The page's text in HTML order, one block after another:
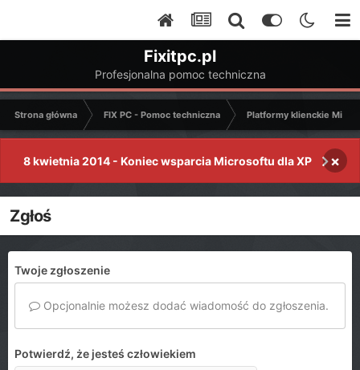
Fixitpc.pl
Profesjonalna pomoc techniczna
Strona główna FIX PC - Pomoc techniczna Platformy klienckie
8 kwietnia 2014 - Koniec wsparcia Microsoftu dla XP ×
Zgłoś
Twoje zgłoszenie
Opcjonalnie możesz dodać wiadomość do zgłoszenia.
Potwierdź, że jesteś człowiekiem